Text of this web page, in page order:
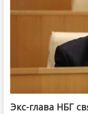
Экс-глава НБГ